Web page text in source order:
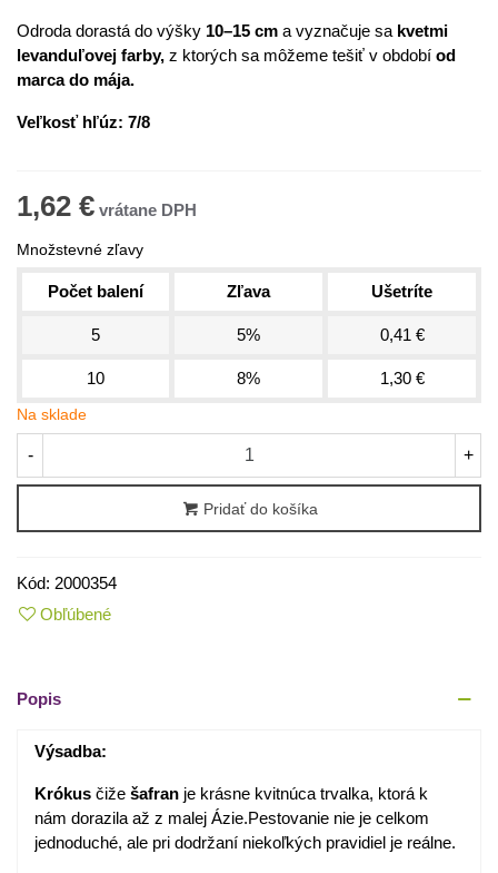
Odroda dorastá do výšky 10–15 cm a vyznačuje sa kvetmi
levanduľovej farby, z ktorých sa môžeme tešiť v období od
marca do mája.
Veľkosť hľúz: 7/8
1,62 €
Množstevné zľavy
Počet balení Zľava Ušetríte
5 5% 0,41 €
10 8% 1,30 €
Na sklade
- +
Pridať do košíka
Kód: 2000354
Obľúbené
Popis
Výsadba:
Krókus čiže šafran je krásne kvitnúca trvalka, ktorá k
nám dorazila až z malej Ázie.Pestovanie nie je celkom
jednoduché, ale pri dodržaní niekoľkých pravidiel je reálne.